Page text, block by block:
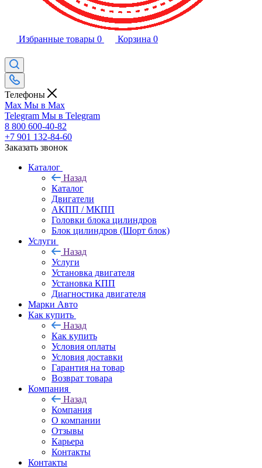
Избранные товары 0 Корзина 0
Телефоны
Max Мы в Max
Telegram Мы в Telegram
8 800 600-40-82
+7 901 132-84-60
Заказать звонок
Каталог
Назад
Каталог
Двигатели
АКПП / МКПП
Головки блока цилиндров
Блок цилиндров (Шорт блок)
Услуги
Назад
Услуги
Установка двигателя
Установка КПП
Диагностика двигателя
Марки Авто
Как купить
Назад
Как купить
Условия оплаты
Условия доставки
Гарантия на товар
Возврат товара
Компания
Назад
Компания
О компании
Отзывы
Карьера
Контакты
Контакты